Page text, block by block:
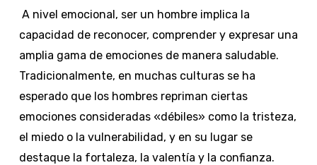
A nivel emocional, ser un hombre implica la
capacidad de reconocer, comprender y expresar una
amplia gama de emociones de manera saludable.
Tradicionalmente, en muchas culturas se ha
esperado que los hombres repriman ciertas
emociones consideradas «débiles» como la tristeza,
el miedo o la vulnerabilidad, y en su lugar se
destaque la fortaleza, la valentía y la confianza.